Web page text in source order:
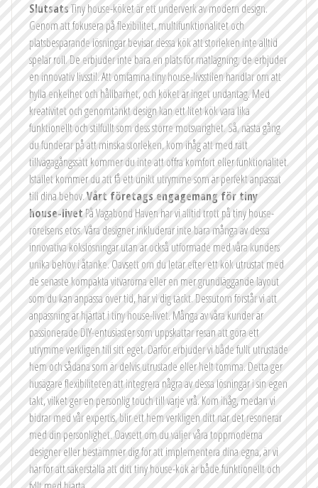
SlutsatsTiny house-köket är ett underverk av modern design.
Genom att fokusera på flexibilitet, multifunktionalitet och
platsbesparande lösningar bevisar dessa kök att storleken inte alltid
spelar roll. De erbjuder inte bara en plats för matlagning; de erbjuder
en innovativ livsstil. Att omfamna tiny house-livsstilen handlar om att
hylla enkelhet och hållbarhet, och köket är inget undantag. Med
kreativitet och genomtänkt design kan ett litet kök vara lika
funktionellt och stilfullt som dess större motsvarighet. Så, nästa gång
du funderar på att minska storleken, kom ihåg att med rätt
tillvägagångssätt kommer du inte att offra komfort eller funktionalitet.
Istället kommer du att få ett unikt utrymme som är perfekt anpassat
till dina behov.Vårt företags engagemang för tiny
house-livet På Vagabond Haven har vi alltid trott på tiny house-
rörelsens etos. Våra designer inkluderar inte bara många av dessa
innovativa kökslösningar utan är också utformade med våra kunders
unika behov i åtanke. Oavsett om du letar efter ett kök utrustat med
de senaste kompakta vitvarorna eller en mer grundläggande layout
som du kan anpassa över tid, har vi dig täckt. Dessutom förstår vi att
anpassning är hjärtat i tiny house-livet. Många av våra kunder är
passionerade DIY-entusiaster som uppskattar resan att göra ett
utrymme verkligen till sitt eget. Därför erbjuder vi både fullt utrustade
hem och sådana som är delvis utrustade eller helt tomma. Detta ger
husägare flexibiliteten att integrera några av dessa lösningar i sin egen
takt, vilket ger en personlig touch till varje vrå. Kom ihåg, medan vi
bidrar med vår expertis, blir ett hem verkligen ditt när det resonerar
med din personlighet. Oavsett om du väljer våra toppmoderna
designer eller bestämmer dig för att implementera dina egna, är vi
här för att säkerställa att ditt tiny house-kök är både funktionellt och